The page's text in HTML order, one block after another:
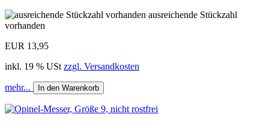
ausreichende Stückzahl
vorhanden
EUR 13,95
inkl. 19 % USt zzgl. Versandkosten
mehr... In den Warenkorb